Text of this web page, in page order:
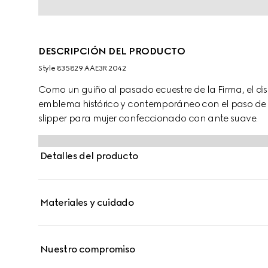
DESCRIPCIÓN DEL PRODUCTO
Style ‎835829 AAE3R 2042
Como un guiño al pasado ecuestre de la Firma, el
emblema histórico y contemporáneo con el paso de
slipper para mujer confeccionado con ante suave.
Detalles del producto
Materiales y cuidado
Nuestro compromiso